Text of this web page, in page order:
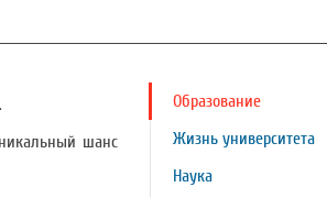
шанс
Образование
Жизнь университета
Наука